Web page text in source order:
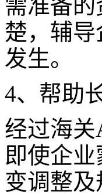
需准备
楚，辅
发生。
4、帮助
经过海
即使企
变调整